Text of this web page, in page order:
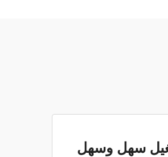
سهل وسهل